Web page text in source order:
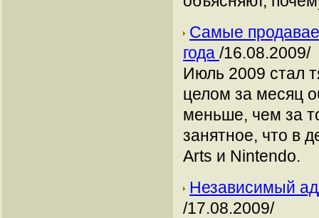
Самые
года /16.08.2009/
Июль 2009 стал
целом за месяц
меньше, чем за
занятное, что в
Arts и Nintendo.
Независимый
/17.08.2009/